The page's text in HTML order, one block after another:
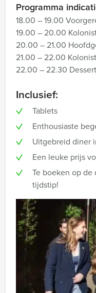
Programma
18.00 – 19.00
19.00 – 20.00
20.00 – 21.00
21.00 – 22.00
22.00 – 22.30
Inclusief:
Tablets
Enthousiaste
Uitgebreid diner
Een leuke prijs
Te boeken op
tijdstip!